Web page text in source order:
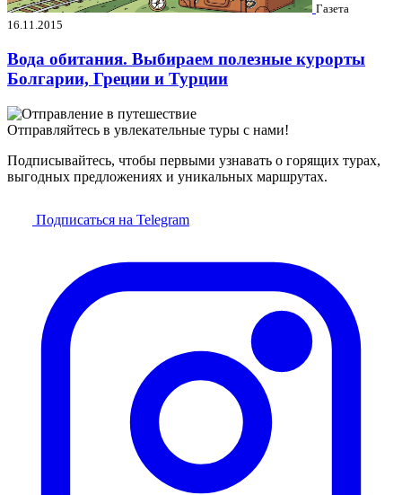
Газета
16.11.2015
Вода обитания. Выбираем полезные курорты
Болгарии, Греции и Турции
Отправляйтесь в увлекательные туры с нами!
Подписывайтесь, чтобы первыми узнавать о горящих турах,
выгодных предложениях и уникальных маршрутах.
Подписаться на Telegram